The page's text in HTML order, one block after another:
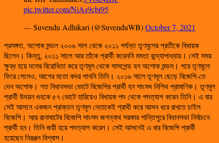
pic.twitter.com/NiAs9cbi95
— Suvendu Adhikari (@SuvenduWB)October 7, 2021
প্রসঙ্গত, অশোক মন্ডল ২০০৬ সাল থেকে ২০১১ পর্যন্ত তৃণমূলের প্রতীকে বিধায়ক
ছিলেন। কিন্তু, ২০১১ সালে আর তাঁকে প্রার্থী করেননি মমতা বন্দ্যোপাধ্যায়। সেই সময়
ক্ষুব্ধ হয়ে দলের বিরোধিতা করে তৃণমূল থেকে সাসপেন্ড হন অশোক মন্ডল। পরে তৃণমূলে
ফিরে গেলেও, আগের মতো কদর পাননি তিনি। ২০১৬ সালে তৃণমূল ছেড়ে বিজেপি-তে
দেন অশোক। গত বিধানসভা ভোটে বিজেপির প্রার্থী হন সাংসদ নিশিথ প্রামাণিক। তৃণমূল
প্রার্থী উদয়ন গুহকে ৫৭ ভোটে হারিয়েও বিধায়ক পদ থেকে পদত্যাগ করেন তিনি। এ বার
সেই আসনে একজন প্রাক্তন তৃণমূল নেতাকেই প্রাথী করে আসন ধরে রাখতে চাইল
বিজেপি। আর রানাঘাটের বিজেপি সাংসদ জগন্নাথ সরকার শান্তিপুরে বিধানসভা নির্বাচনে
প্রার্থী হন। তিনি জয়ী হয়ে পদত্যাগ করেন। সেই আসনেই এ বার বিজেপি প্রার্থী
হয়েছেন নিরঞ্জন বিশ্বাস।